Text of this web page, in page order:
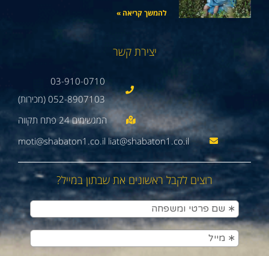
להמשך קריאה »
יצירת קשר
03-910-0710
052-8907103 (מכירות)
moti@shabaton1.co.il liat@shabaton1.co.il
רוצים לקבל ראשונים את שבתון במייל?